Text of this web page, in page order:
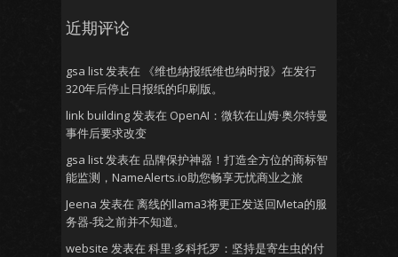
近期评论
gsa list发表在
《维也纳报纸维也纳时报》在发行
320年后停止日报纸的印刷版。
link building发表在 OpenAI：微软在山姆·奥尔特曼
事件后要求改变
gsa list发表在 品牌保护神器！打造全方位的商标智
能监测，NameAlerts.io助您畅享无忧商业之旅
Jeena 发表在 离线的llama3将更正发送回Meta的服
务器-我之前并不知道。
website 发表在 科里·多科托罗：坚持是寄生虫的付